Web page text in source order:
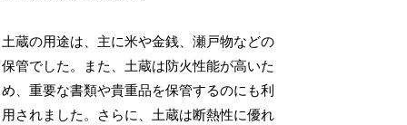
土蔵の用途は、主に米や金銭、瀬戸物などの
保管でした。また、土蔵は防火性能が高いた
め、重要な書類や貴重品を保管するのにも利
用されました。さらに、土蔵は断熱性に優れ